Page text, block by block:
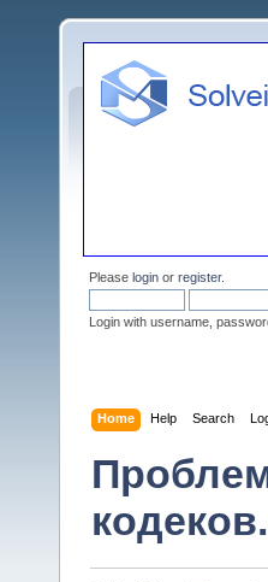
Please login or register.
Login with username,
Home Help Search
кодеков.